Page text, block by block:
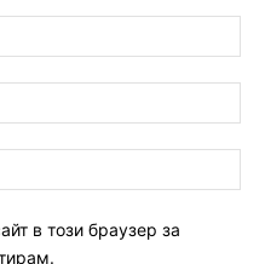
в този браузер за